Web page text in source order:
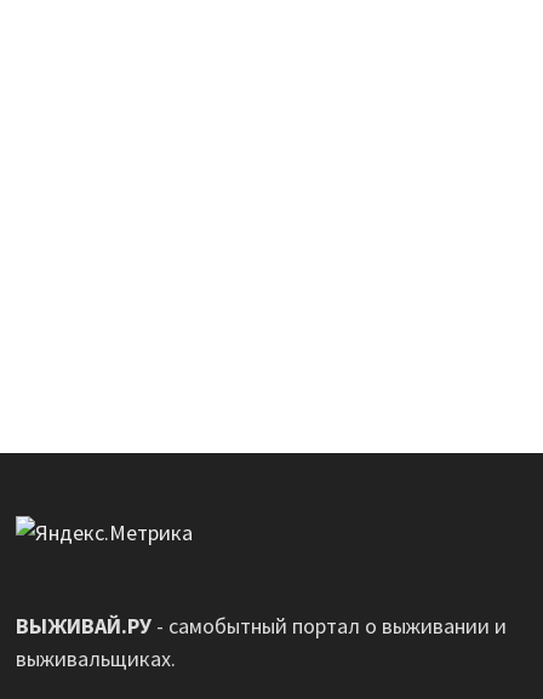
ВЫЖИВАЙ.РУ- самобытный портал о выживании и
выживальщиках.